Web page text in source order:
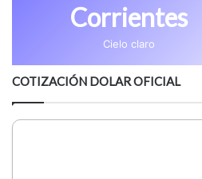
Corrientes
Cielo claro
COTIZACIÓN DOLAR OFICIAL